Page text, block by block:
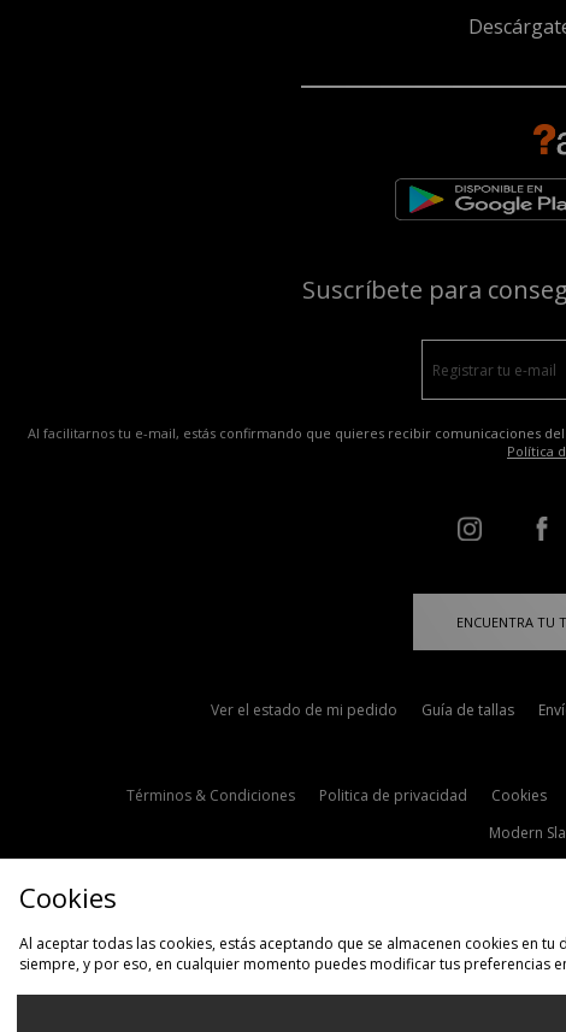
Suscríbete para
Al facilitarnos tu e-mail, estás confirmando que quieres recibir comunicaciones
Política
ENCUENTRA TU
Ver el estado de mi pedido Guía de tallas
Términos & Condiciones Politica de privacidad Cookies
Modern
Cookies
Al aceptar todas las cookies, estás aceptando que se almacenen cookies en
siempre, y por eso, en cualquier momento puedes modificar tus preferencias